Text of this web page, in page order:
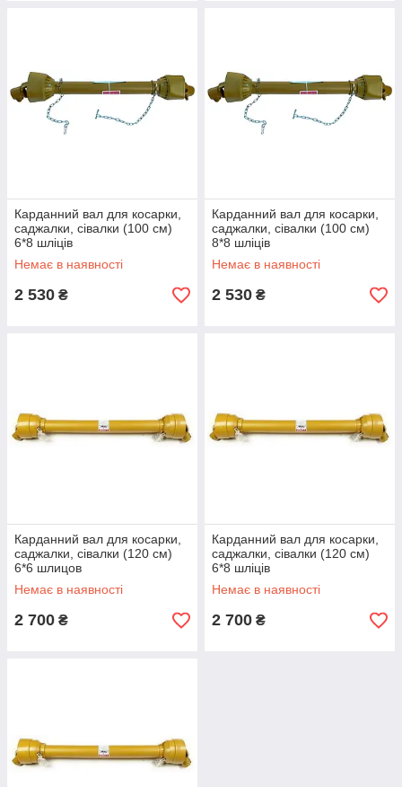
Карданний вал для косарки,
саджалки, сівалки (100 см)
6*8 шліців
Немає в наявності
2 530 ₴
Карданний вал для косарки,
саджалки, сівалки (100 см)
8*8 шліців
Немає в наявності
2 530 ₴
Карданний вал для косарки,
саджалки, сівалки (120 см)
6*6 шлицов
Немає в наявності
2 700 ₴
Карданний вал для косарки,
саджалки, сівалки (120 см)
6*8 шліців
Немає в наявності
2 700 ₴